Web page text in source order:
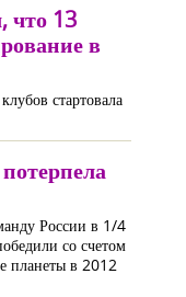
что 13
в
стартовала
России в 1/4
со счетом
планеты в 2012